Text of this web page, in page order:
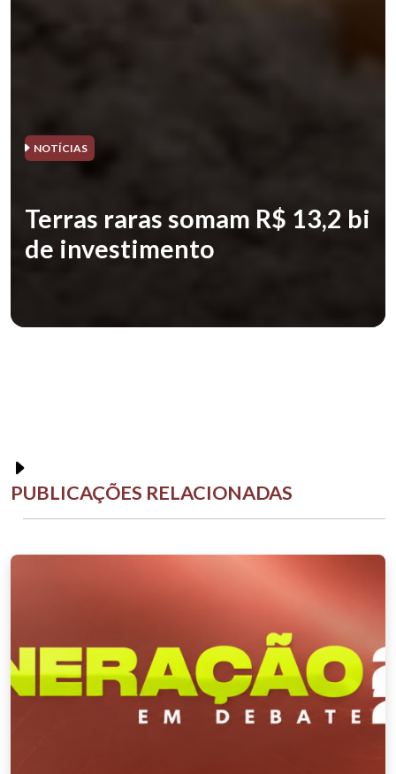
NOTÍCIAS
Terras raras somam R$ 13,2 bi
de investimento
PUBLICAÇÕES RELACIONADAS